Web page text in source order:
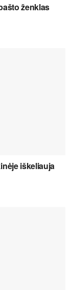
ženklas
iškeliauja